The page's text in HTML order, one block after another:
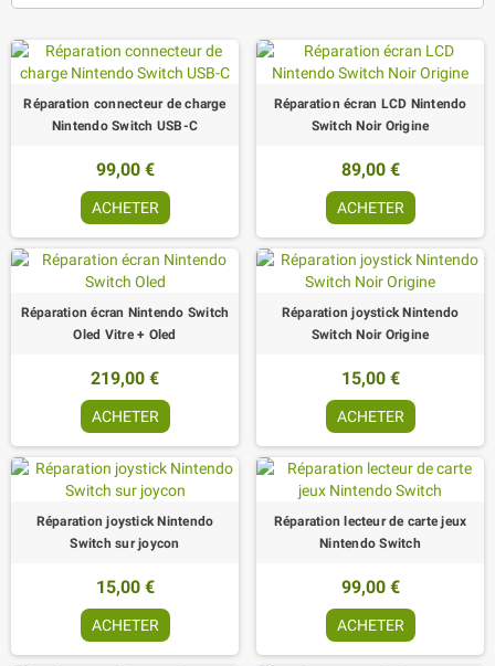
Réparation connecteur de charge
Nintendo Switch USB-C
99,00 €
ACHETER
Réparation écran LCD Nintendo
Switch Noir Origine
89,00 €
ACHETER
Réparation écran Nintendo Switch
Oled Vitre + Oled
219,00 €
ACHETER
Réparation joystick Nintendo
Switch Noir Origine
15,00 €
ACHETER
Réparation joystick Nintendo
Switch sur joycon
15,00 €
ACHETER
Réparation lecteur de carte jeux
Nintendo Switch
99,00 €
ACHETER